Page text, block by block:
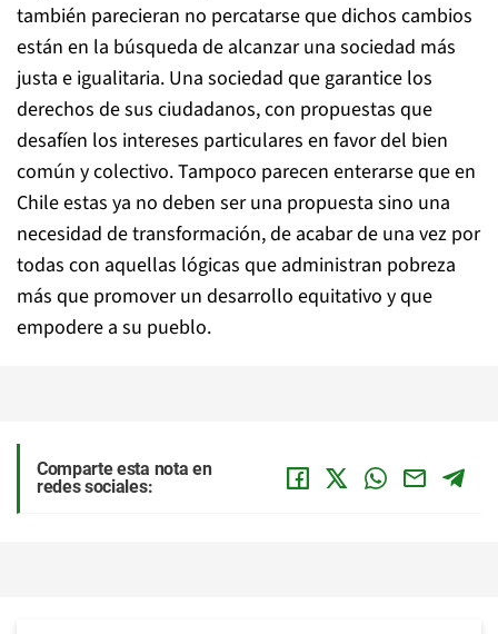
también parecieran no percatarse que dichos cambios
están en la búsqueda de alcanzar una sociedad más
justa e igualitaria. Una sociedad que garantice los
derechos de sus ciudadanos, con propuestas que
desafíen los intereses particulares en favor del bien
común y colectivo. Tampoco parecen enterarse que en
Chile estas ya no deben ser una propuesta sino una
necesidad de transformación, de acabar de una vez por
todas con aquellas lógicas que administran pobreza
más que promover un desarrollo equitativo y que
empodere a su pueblo.
Comparte esta nota en
redes sociales: